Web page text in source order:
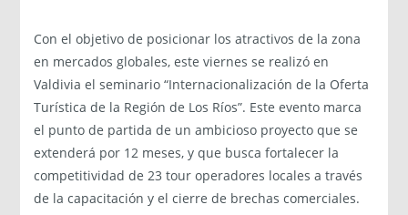
Con el objetivo de posicionar los atractivos de la zona
en mercados globales, este viernes se realizó en
Valdivia el seminario “Internacionalización de la Oferta
Turística de la Región de Los Ríos”. Este evento marca
el punto de partida de un ambicioso proyecto que se
extenderá por 12 meses, y que busca fortalecer la
competitividad de 23 tour operadores locales a través
de la capacitación y el cierre de brechas comerciales.